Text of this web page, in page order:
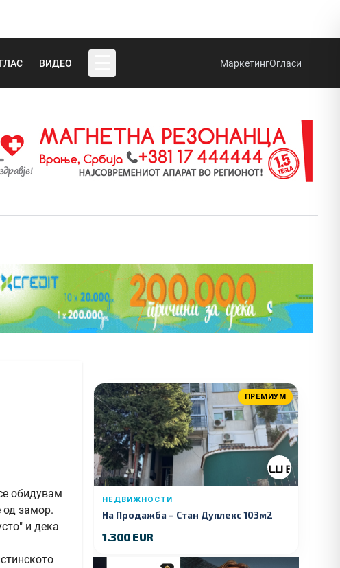
ВИДЕО МаркетингОгласи
обидувам
од замор.
и дека
ПРЕМИУМ
НЕДВИЖНОСТИ
На Продажба – Стан Дуплекс 103м2
1.300 EUR